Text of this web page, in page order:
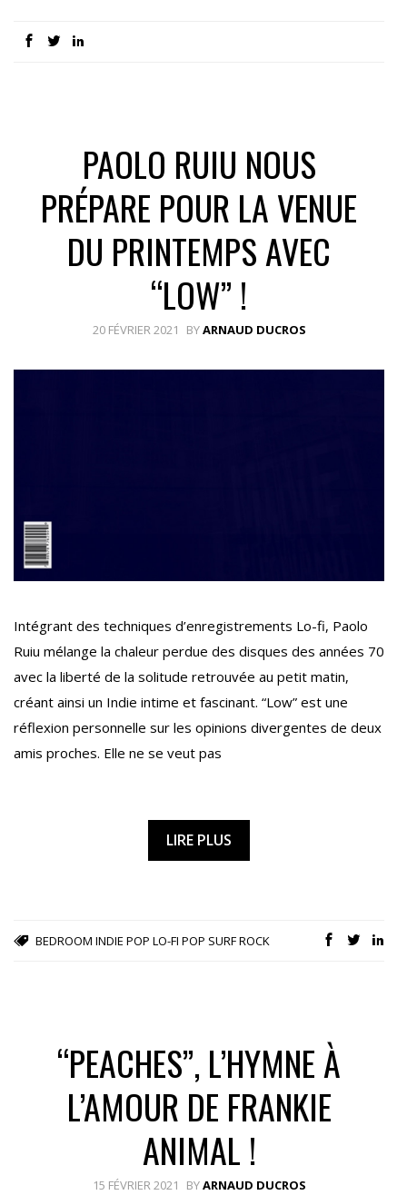
PAOLO RUIU NOUS
PRÉPARE POUR LA VENUE
DU PRINTEMPS AVEC
“LOW” !
20 FÉVRIER 2021 BYARNAUD DUCROS
Intégrant des techniques d’enregistrements Lo-fi, Paolo
Ruiu mélange la chaleur perdue des disques des années 70
avec la liberté de la solitude retrouvée au petit matin,
créant ainsi un Indie intime et fascinant. “Low” est une
réflexion personnelle sur les opinions divergentes de deux
amis proches. Elle ne se veut pas
LIRE PLUS
BEDROOM INDIE POP LO-FI POP SURF ROCK
“PEACHES”, L’HYMNE À
L’AMOUR DE FRANKIE
ANIMAL !
15 FÉVRIER 2021 BYARNAUD DUCROS